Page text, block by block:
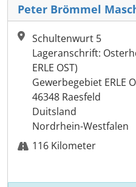
Peter Brömmel
Schultenwurt 5
Lageranschrift:
ERLE OST)
Gewerbegebiet ERLE
46348 Raesfeld
Duitsland
Nordrhein-Westfalen
116 Kilometer